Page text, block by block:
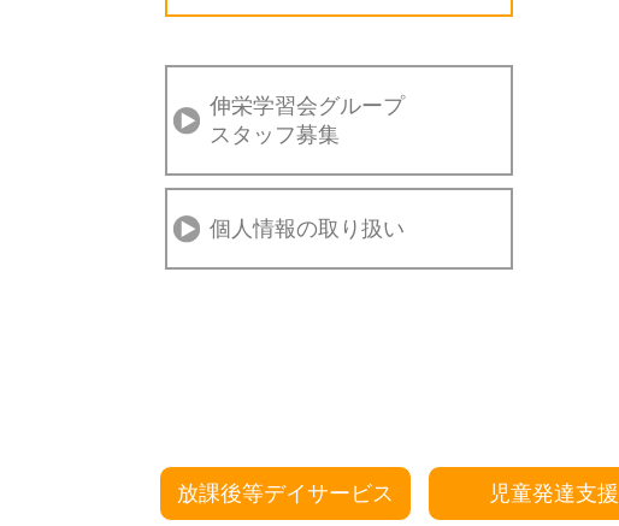
伸栄学習会グループ
スタッフ募集
個人情報の取り扱い
放課後等デイサービス 児童発達支援